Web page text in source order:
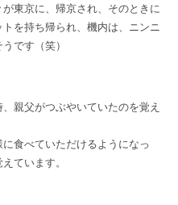
東京に、帰京され、そのときに
を持ち帰られ、機内は、ニンニ
です（笑）
親父がつぶやいていたのを覚え
食べていただけるようになっ
ています。